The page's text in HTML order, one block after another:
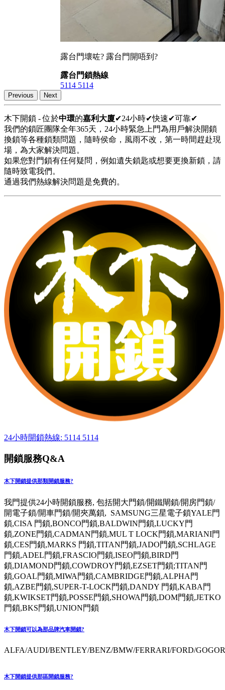
露台門壞咗? 露台門開唔到?
露台門鎖熱線
5114 5114
Previous Next
木下開鎖 - 位於中環的嘉利大廈✔24小時✔快速✔可靠✔
我們的鎖匠團隊全年365天，24小時緊急上門為用戶解決開鎖
換鎖等各種鎖類問題，隨時侯命，風雨不改，第一時間趕赴現
場，為大家解決問題。
如果您對門鎖有任何疑問，例如遺失鎖匙或想要更換新鎖，請
隨時致電我們。
通過我們熱線解決問題是免費的。
24小時開鎖熱線: 5114 5114
開鎖服務Q&A
木下開鎖提供那類開鎖服務?
我門提供24小時開鎖服務, 包括開大門鎖/開鐵閘鎖/開房門鎖/
開電子鎖/開車門鎖/開夾萬鎖, SAMSUNG三星電子鎖YALE門
鎖,CISA 門鎖,BONCO門鎖,BALDWIN門鎖,LUCKY門
鎖,ZONE門鎖,CADMAN門鎖,MUL T LOCK門鎖,MARIANI門
鎖,CES門鎖,MARKS 門鎖,TITAN門鎖,JADO門鎖,SCHLAGE
門鎖,ADEL門鎖,FRASCIO門鎖,ISEO門鎖,BIRD門
鎖,DIAMOND門鎖,COWDROY門鎖,EZSET門鎖;TITAN門
鎖,GOAL門鎖,MIWA門鎖,CAMBRIDGE門鎖,ALPHA門
鎖,AZBE門鎖,SUPER-T-LOCK門鎖,DANDY 門鎖,KABA門
鎖,KWIKSET門鎖,POSSE門鎖,SHOWA門鎖,DOM門鎖,JETKO
門鎖,BKS門鎖,UNION門鎖
木下開鎖可以為那品牌汽車開鎖?
ALFA/AUDI/BENTLEY/BENZ/BMW/FERRARI/FORD/
木下開鎖提供那區開鎖服務?